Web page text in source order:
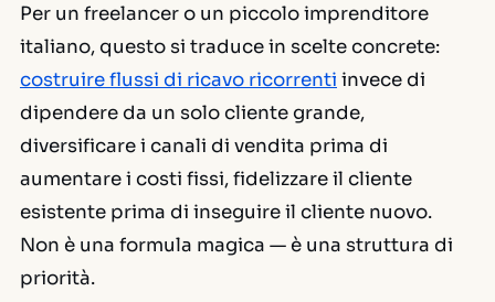
Per un freelancer o un piccolo imprenditore
italiano, questo si traduce in scelte concrete:
costruire flussi di ricavo ricorrenti invece di
dipendere da un solo cliente grande,
diversificare i canali di vendita prima di
aumentare i costi fissi, fidelizzare il cliente
esistente prima di inseguire il cliente nuovo.
Non è una formula magica — è una struttura di
priorità.